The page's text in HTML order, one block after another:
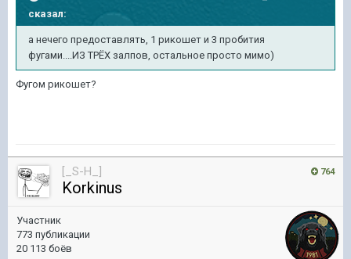
сказал:
а нечего предоставлять, 1 рикошет и 3 пробития
фугами....ИЗ ТРЁХ залпов, остальное просто мимо)
Фугом рикошет?
764
[_S-H_]
Korkinus
Участник
773 публикации
20 113 боёв